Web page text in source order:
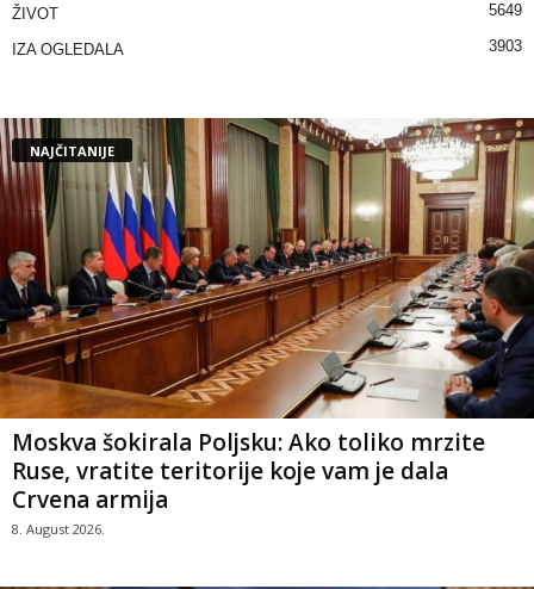
ŽIVOT 5649
IZA OGLEDALA 3903
NAJČITANIJE
Moskva šokirala Poljsku: Ako toliko mrzite
Ruse, vratite teritorije koje vam je dala
Crvena armija
8. August 2026.